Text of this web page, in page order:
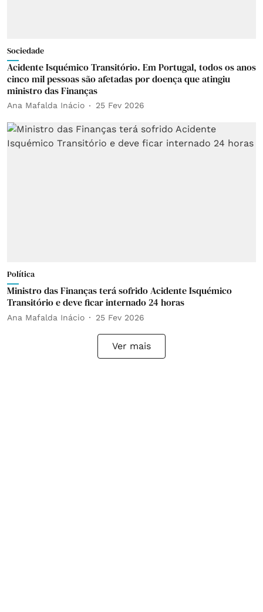
Sociedade
Acidente Isquémico Transitório. Em Portugal, todos os anos
cinco mil pessoas são afetadas por doença que atingiu
ministro das Finanças
Ana Mafalda Inácio 25 Fev 2026
Política
Ministro das Finanças terá sofrido Acidente Isquémico
Transitório e deve ficar internado 24 horas
Ana Mafalda Inácio 25 Fev 2026
Ver mais